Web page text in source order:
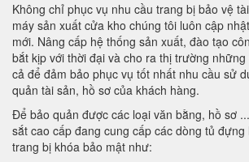
Không chỉ phục vụ nhu cầu trang bị bảo vệ
máy sản xuất cửa kho chúng tôi luôn cập
mới. Nâng cấp hệ thống sản xuất, đào tạo
bắt kịp với thời đại và cho ra thị trường
cả để đảm bảo phục vụ tốt nhất nhu cầu sử
quản tài sản, hồ sơ của khách hàng.
Để bảo quản được các loại văn bằng, hồ sơ
sắt cao cấp đang cung cấp các dòng tủ đựng
trang bị khóa bảo mật như: